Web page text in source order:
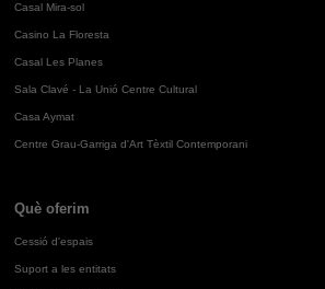
Casal Mira-sol
Casino La Floresta
Casal Les Planes
Sala Clavé - La Unió Centre Cultural
Casa Aymat
Centre Grau-Garriga d'Art Tèxtil Contemporani
Què oferim
Cessió d'espais
Suport a les entitats